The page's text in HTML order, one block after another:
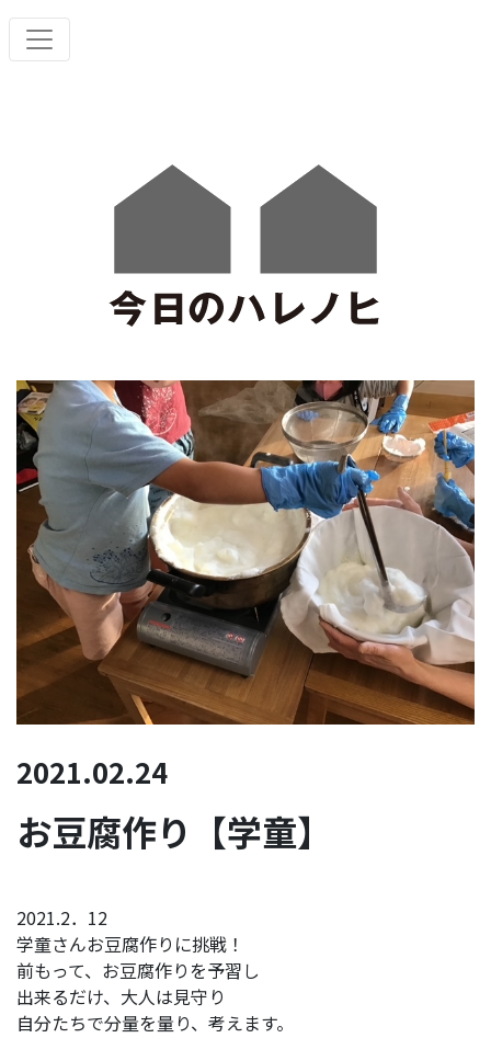
2021.02.24
お豆腐作り【学童】
2021.2．12
学童さんお豆腐作りに挑戦！
前もって、お豆腐作りを予習し
出来るだけ、大人は見守り
自分たちで分量を量り、考えます。